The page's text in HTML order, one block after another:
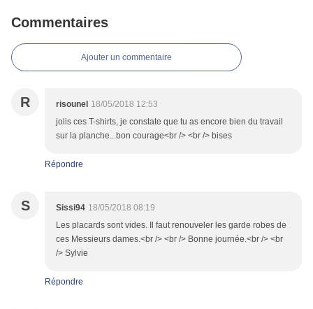
Commentaires
Ajouter un commentaire
R risounel 18/05/2018 12:53
jolis ces T-shirts, je constate que tu as encore bien du travail
sur la planche...bon courage<br /> <br /> bises
Répondre
S Sissi94 18/05/2018 08:19
Les placards sont vides. Il faut renouveler les garde robes de
ces Messieurs dames.<br /> <br /> Bonne journée.<br /> <br
/> Sylvie
Répondre